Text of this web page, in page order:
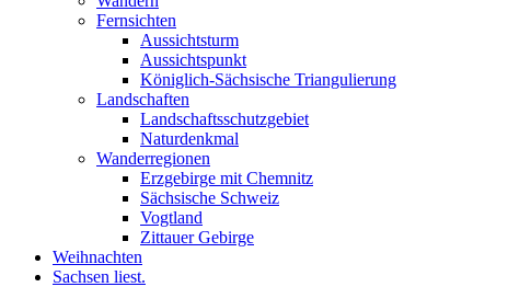
Fernsichten
Aussichtsturm
Aussichtspunkt
Königlich-Sächsische Triangulierung
Landschaften
Landschaftsschutzgebiet
Naturdenkmal
Wanderregionen
Erzgebirge mit Chemnitz
Sächsische Schweiz
Vogtland
Zittauer Gebirge
Weihnachten
Sachsen liest.